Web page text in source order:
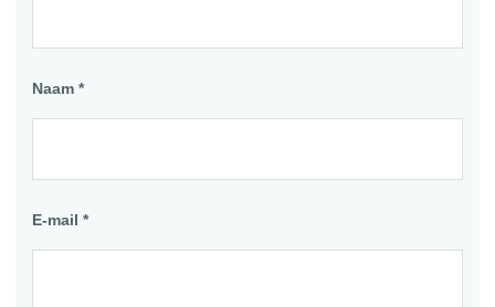
Naam *
E-mail *